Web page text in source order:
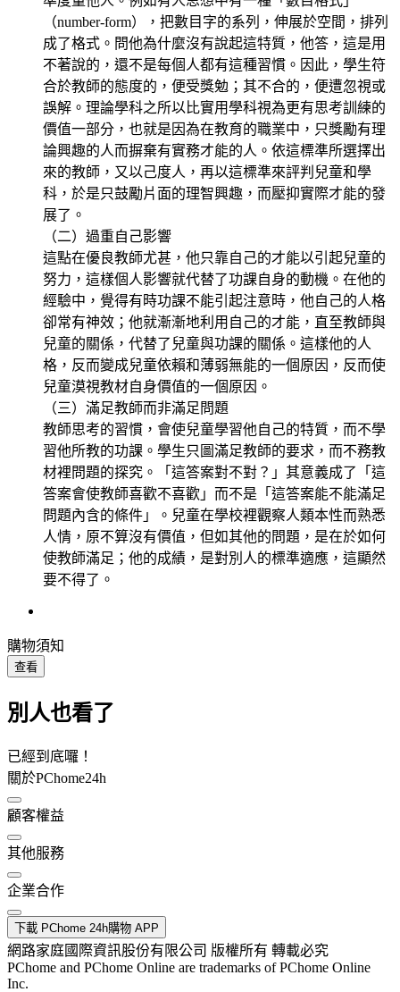
（number-form），把數目字的系列，伸展於空間，排列
成了格式。問他為什麼沒有說起這特質，他答，這是用
不著說的，還不是每個人都有這種習慣。因此，學生符
合於教師的態度的，便受獎勉；其不合的，便遭忽視或
誤解。理論學科之所以比實用學科視為更有思考訓練的
價值一部分，也就是因為在教育的職業中，只獎勵有理
論興趣的人而摒棄有實務才能的人。依這標準所選擇出
來的教師，又以己度人，再以這標準來評判兒童和學
科，於是只鼓勵片面的理智興趣，而壓抑實際才能的發
展了。
（二）過重自己影響
這點在優良教師尤甚，他只靠自己的才能以引起兒童的
努力，這樣個人影響就代替了功課自身的動機。在他的
經驗中，覺得有時功課不能引起注意時，他自己的人格
卻常有神效；他就漸漸地利用自己的才能，直至教師與
兒童的關係，代替了兒童與功課的關係。這樣他的人
格，反而變成兒童依賴和薄弱無能的一個原因，反而使
兒童漠視教材自身價值的一個原因。
（三）滿足教師而非滿足問題
教師思考的習慣，會使兒童學習他自己的特質，而不學
習他所教的功課。學生只圖滿足教師的要求，而不務教
材裡問題的探究。「這答案對不對？」其意義成了「這
答案會使教師喜歡不喜歡」而不是「這答案能不能滿足
問題內含的條件」。兒童在學校裡觀察人類本性而熟悉
人情，原不算沒有價值，但如其他的問題，是在於如何
使教師滿足；他的成績，是對別人的標準適應，這顯然
要不得了。
購物須知
查看
別人也看了
已經到底囉！
關於PChome24h
顧客權益
其他服務
企業合作
下載 PChome 24h購物 APP
網路家庭國際資訊股份有限公司 版權所有 轉載必究
PChome and PChome Online are trademarks of PChome Online
Inc.